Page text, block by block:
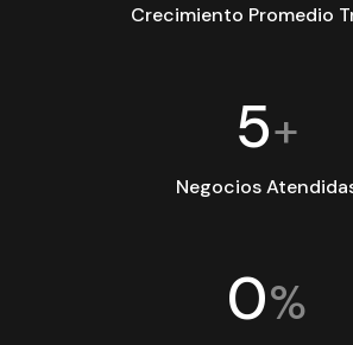
Crecimiento Promedio
5+
Negocios
0%